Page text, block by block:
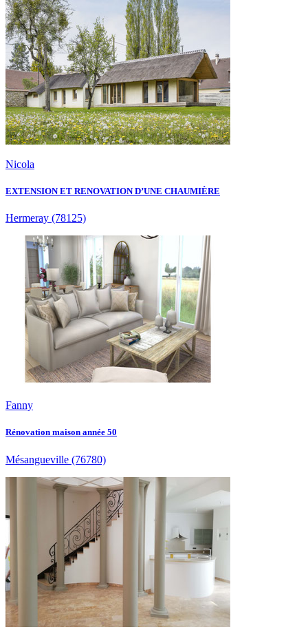
Nicola
EXTENSION ET RENOVATION D’UNE CHAUMIÈRE
Hermeray (78125)
Fanny
Rénovation maison année 50
Mésangueville (76780)